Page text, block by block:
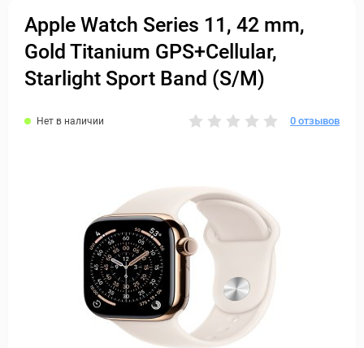
Apple Watch Series 11, 42 mm,
Gold Titanium GPS+Cellular,
Starlight Sport Band (S/M)
Нет в наличии 0 отзывов